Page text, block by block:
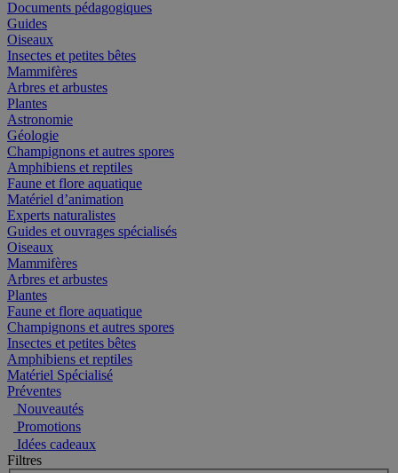
Documents pédagogiques
Guides
Oiseaux
Insectes et petites bêtes
Mammifères
Arbres et arbustes
Plantes
Astronomie
Géologie
Champignons et autres spores
Amphibiens et reptiles
Faune et flore aquatique
Matériel d’animation
Experts naturalistes
Guides et ouvrages spécialisés
Oiseaux
Mammifères
Arbres et arbustes
Plantes
Faune et flore aquatique
Champignons et autres spores
Insectes et petites bêtes
Amphibiens et reptiles
Matériel Spécialisé
Préventes
Nouveautés
Promotions
Idées cadeaux
Filtres